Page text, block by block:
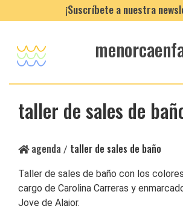
¡Suscríbete a nuestra
taller de sales de
agenda / taller de sales de baño
Taller de sales de baño con los
cargo de Carolina Carreras y
Jove de Alaior.